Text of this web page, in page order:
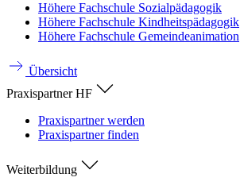
Höhere Fachschule Sozialpädagogik
Höhere Fachschule Kindheitspädagogik
Höhere Fachschule Gemeindeanimation
Übersicht
Praxispartner HF
Praxispartner werden
Praxispartner finden
Weiterbildung